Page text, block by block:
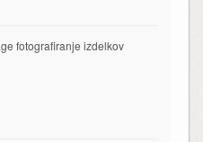
fotografiranje izdelkov